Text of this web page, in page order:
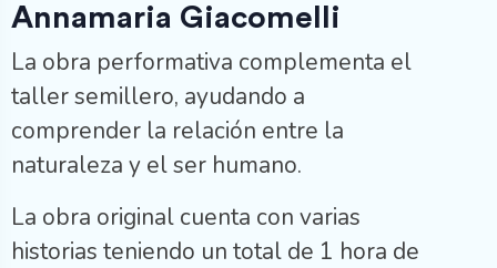
Annamaria Giacomelli
La obra performativa complementa el
taller semillero, ayudando a
comprender la relación entre la
naturaleza y el ser humano.
La obra original cuenta con varias
historias teniendo un total de 1 hora de